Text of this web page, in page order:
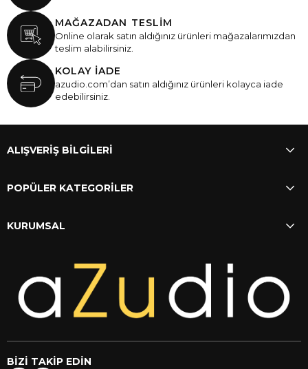
MAĞAZADAN TESLİM
Online olarak satın aldığınız ürünleri mağazalarımızdan
teslim alabilirsiniz.
KOLAY İADE
azudio.com’dan satın aldığınız ürünleri kolayca iade
edebilirsiniz.
ALIŞVERİŞ BİLGİLERİ
POPÜLER KATEGORİLER
KURUMSAL
BİZİ TAKİP EDİN